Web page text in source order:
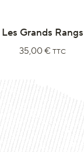
Les Grands Rangs
35,00€ TTC